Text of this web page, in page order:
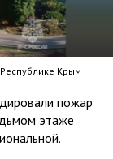
Крым
пожар
этаже